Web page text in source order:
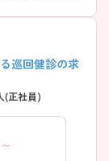
巡回健診の求
(正社員)